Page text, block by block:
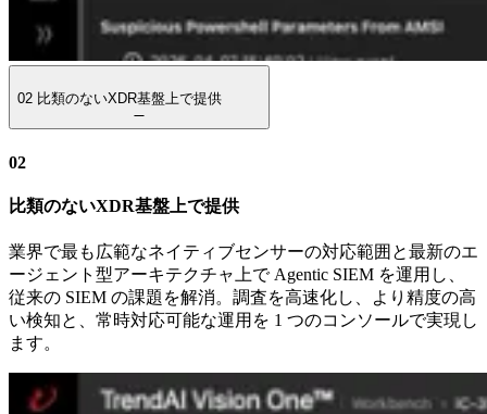
02 比類のないXDR基盤上で提供
02
比類のないXDR基盤上で提供
業界で最も広範なネイティブセンサーの対応範囲と最新のエ
ージェント型アーキテクチャ上で Agentic SIEM を運用し、
従来の SIEM の課題を解消。調査を高速化し、より精度の高
い検知と、常時対応可能な運用を 1 つのコンソールで実現し
ます。